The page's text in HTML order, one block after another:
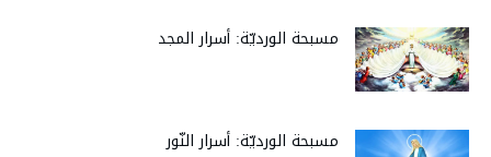
مسبحة الورديّة: أسرار المجد
مسبحة الورديّة: أسرار النّور